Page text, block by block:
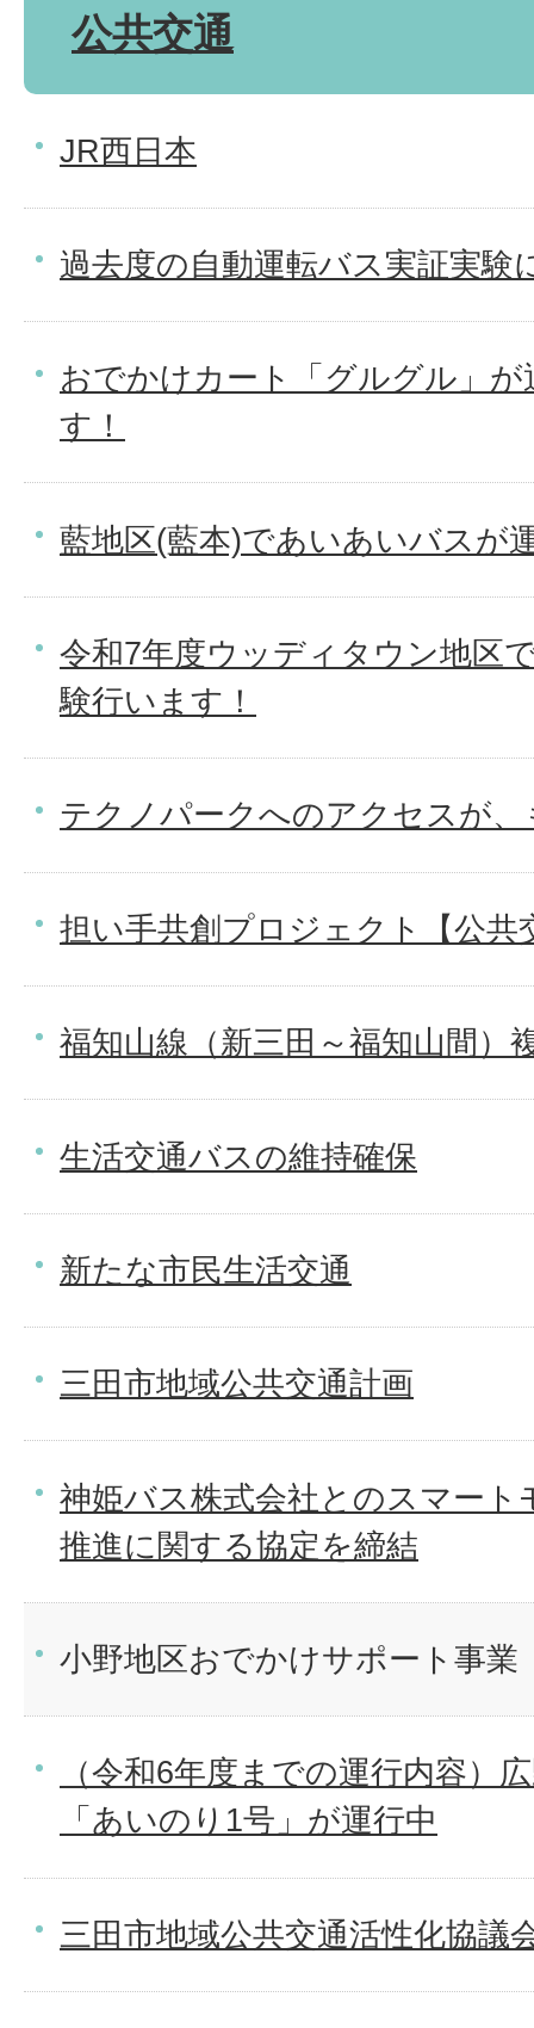
公共交通
JR西日本
過去度の自動運転バス実証実験
おでかけカート「グルグル」
す！
藍地区(藍本)であいあいバスが
令和7年度ウッディタウン地区
験行います！
テクノパークへのアクセスが
担い手共創プロジェクト【公共
福知山線（新三田～福知山間）
生活交通バスの維持確保
新たな市民生活交通
三田市地域公共交通計画
神姫バス株式会社とのスマー
推進に関する協定を締結
小野地区おでかけサポート事業
（令和6年度までの運行内容）
「あいのり1号」が運行中
三田市地域公共交通活性化協議